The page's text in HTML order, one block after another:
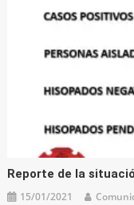
Reporte de la
15/01/2021